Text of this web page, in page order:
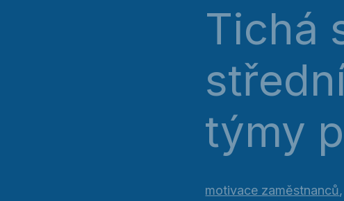
Tichá
týmy
motivace zaměstnanců,